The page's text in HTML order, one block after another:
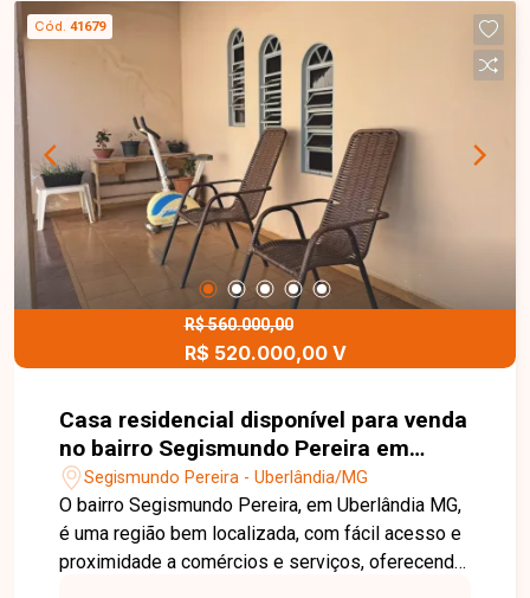
com 1 quarto e 1 banheiro com laje, churrasqueira
de tijolinho e acabamento em inox e vidro,
bancada com 3 mts de pedra, mais pia em iNOX e
fogão cooktop + armário todo em vidro e
acabamento de alumínio.
Cód. 41679
R$ 560.000,00
R$ 520.000,00 V
Casa residencial disponível para venda
no bairro Segismundo Pereira em
Uberlândia-MG
Segismundo Pereira - Uberlândia/MG
O bairro Segismundo Pereira, em Uberlândia MG,
é uma região bem localizada, com fácil acesso e
proximidade a comércios e serviços, oferecendo